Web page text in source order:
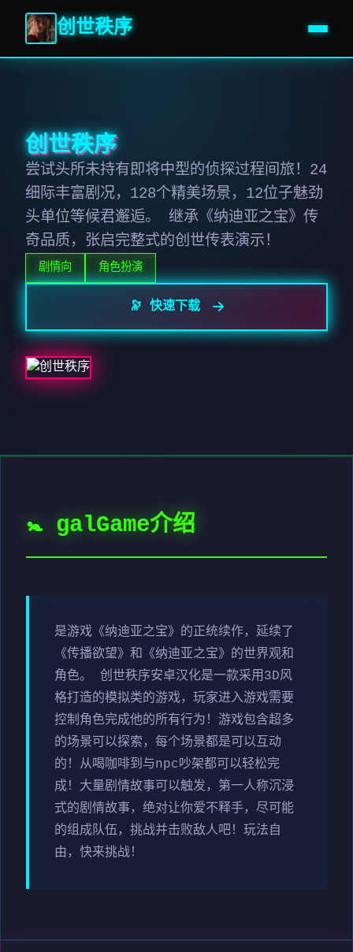
创世秩序
创世秩序
尝试头所未持有即将中型的侦探过程间旅！24
细际丰富剧况，128个精美场景，12位子魅劲
头单位等候君邂逅。 继承《纳迪亚之宝》传
奇品质，张启完整式的创世传表演示！
剧情向 角色扮演
🔭 快速下载
🚼 galGame介绍
是游戏《纳迪亚之宝》的正统续作，延续了
《传播欲望》和《纳迪亚之宝》的世界观和
角色。 创世秩序安卓汉化是一款采用3D风
格打造的模拟类的游戏，玩家进入游戏需要
控制角色完成他的所有行为！游戏包含超多
的场景可以探索，每个场景都是可以互动
的！从喝咖啡到与npc吵架都可以轻松完
成！大量剧情故事可以触发，第一人称沉浸
式的剧情故事，绝对让你爱不释手，尽可能
的组成队伍，挑战并击败敌人吧！玩法自
由，快来挑战！